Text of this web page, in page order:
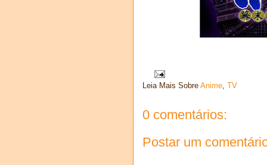
Leia Mais Sobre Anime, TV
0 comentários:
Postar um